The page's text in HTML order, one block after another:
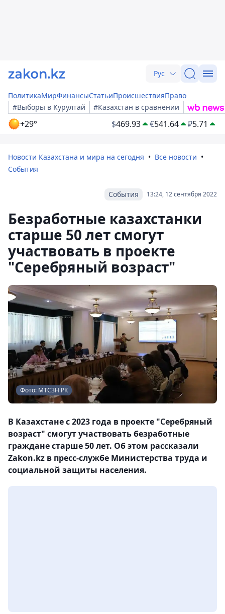
Рус
ПолитикаМирФинансыСтатьиПроисшествияПраво
#Выборы в Курултай
#Казахстан в сравнении
+29° $469.93 €541.64 ₽5.71
Новости Казахстана и мира на сегодня
Все новости
События
13:24, 12 сентября 2022
События
Безработные казахстанки
старше 50 лет смогут
участвовать в проекте
"Серебряный возраст"
Фото: МТСЗН РК
В Казахстане с 2023 года в проекте "Серебряный
возраст" смогут участвовать безработные
граждане старше 50 лет. Об этом рассказали
Zakon.kz в пресс-службе Министерства труда и
социальной защиты населения.